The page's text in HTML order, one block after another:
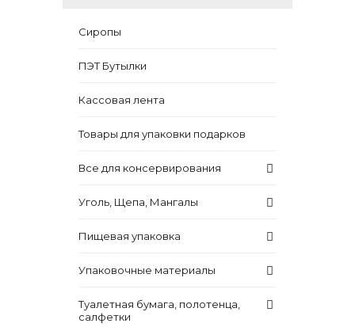
Сиропы
ПЭТ Бутылки
Кассовая лента
Товары для упаковки подарков
Все для консервирования
Уголь, Щепа, Мангалы
Пищевая упаковка
Упаковочные материалы
Туалетная бумага, полотенца,
салфетки